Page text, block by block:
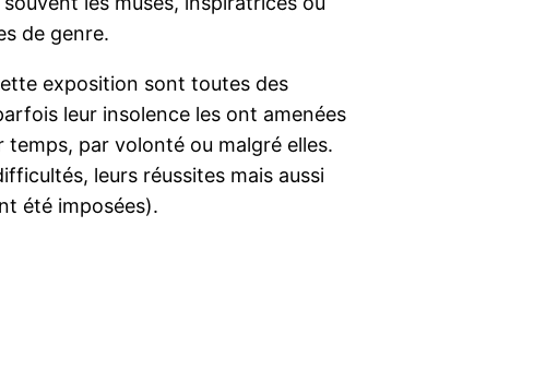
de genre.
exposition sont toutes des
leur insolence les ont amenées
temps, par volonté ou malgré elles.
leurs réussites mais aussi
été imposées).